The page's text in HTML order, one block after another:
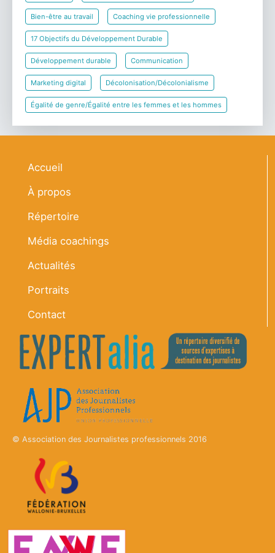
Bien-être au travail Coaching vie professionnelle
17 Objectifs du Développement Durable
Développement durable Communication
Marketing digital Décolonisation/Décolonialisme
Égalité de genre/Égalité entre les femmes et les hommes
Navigation principale
Accueil
À propos
Répertoire
Média coachings
Actualités
Portraits
Contact
© Association des Journalistes professionnels 2016